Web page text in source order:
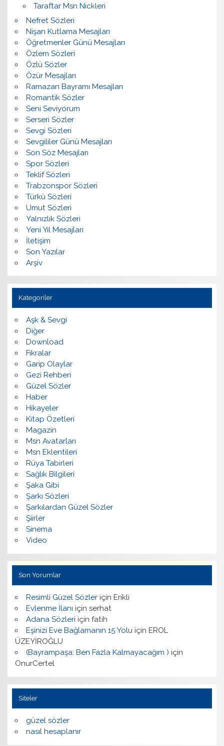
Taraftar Msn Nickleri
Nefret Sözleri
Nişan Kutlama Mesajları
Öğretmenler Günü Mesajları
Özlem Sözleri
Özlü Sözler
Özür Mesajları
Ramazan Bayramı Mesajları
Romantik Sözler
Seni Seviyorum
Serseri Sözler
Sevgi Sözleri
Sevgililer Günü Mesajları
Son Söz Mesajları
Spor Sözleri
Teklif Sözleri
Trabzonspor Sözleri
Türkü Sözleri
Umut Sözleri
Yalnızlık Sözleri
Yeni Yıl Mesajları
İletişim
Son Yazılar
Arşiv
Kategoriler
Aşk & Sevgi
Diğer
Download
Fıkralar
Garip Olaylar
Gezi Rehberi
Güzel Sözler
Haber
Hikayeler
Kitap Özetleri
Magazin
Msn Avatarları
Msn Eklentileri
Rüya Tabirleri
Sağlık Bilgileri
Şaka Gibi
Şarkı Sözleri
Şarkılardan Güzel Sözler
Şiirler
Sinema
Video
Son Yorumlar
Resimli Güzel Sözleriçin Erikli
Evlenme İlanı için serhat
Adana Sözleri için fatih
Eşinizi Eve Bağlamanın 15 Yoluiçin EROL
ÜZEYİROĞLU
(Bayrampaşa: Ben Fazla Kalmayacağım ) için
OnurCertel
Siteler
güzel sözler
nasıl hesaplanır